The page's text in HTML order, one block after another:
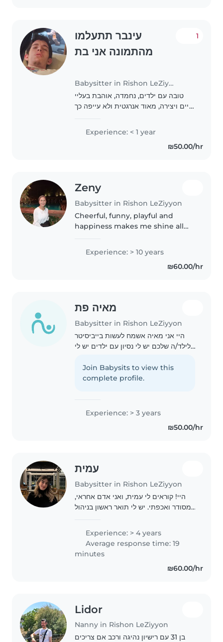
עינבר תתעלמו
מהתמונה אני בת
Babysitter in Rishon LeZiyyon
1
טובה עם ילדים, נחמדה, אוהבת בעליי
חיים ויצירה, מאוד אנרגטית ולא עייפה כך
Experience: < 1 year
₪50.00/hr
Zeny
Babysitter in Rishon LeZiyyon
Cheerful, funny, playful and
happiness makes me shine all
Experience: > 10 years
₪60.00/hr
מאיה פת
Babysitter in Rishon LeZiyyon
היי אני מאיה אשמח לעשות בייביסיטר
לילד/ה שלכם יש לי נסיון עם ילדים יש לי
לסמוך עליי בעיניים עצומות
Join Babysits to view this
complete profile.
Experience: > 3 years
₪50.00/hr
עמית
Babysitter in Rishon LeZiyyon
היי! קוראים לי עמית, ואני אדם אחראי,
מסודר ואכפתי. יש לי תואר ראשון בניהול
באמת..
Experience: > 4 years
Average response time: 19
minutes
₪60.00/hr
Lidor
Nanny in Rishon LeZiyyon
בן 31 עם רישיון נהיגה ורכב אם צריכים